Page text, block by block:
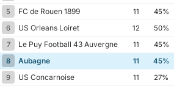
5
FC de Rouen 1899 11 45%
6
US Orleans Loiret 12 50%
7
Le Puy Football 43 Auvergne 11 45%
8
Aubagne 11 45%
9
US Concarnoise 11 27%